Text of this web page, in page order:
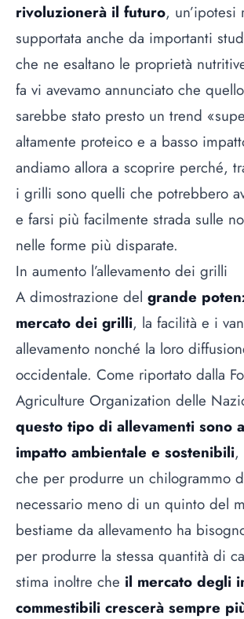
rivoluzionerà il futuro, un’ipotesi
supportata anche da importanti
che ne esaltano le proprietà
fa vi avevamo annunciato che
sarebbe stato presto un trend
altamente proteico e a basso
andiamo allora a scoprire perché,
i grilli sono quelli che potrebbero
e farsi più facilmente strada sulle
nelle forme più disparate.
In aumento l’allevamento dei grilli
A dimostrazione del grande
mercato dei grilli, la facilità e i
allevamento nonché la loro
occidentale. Come riportato dalla
Agriculture Organization delle
questo tipo di allevamenti sono
impatto ambientale e sostenibili,
che per produrre un chilogrammo
necessario meno di un quinto del
bestiame da allevamento ha
per produrre la stessa quantità di
stima inoltre che il mercato degli
commestibili crescerà sempre